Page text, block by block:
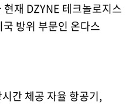
재 DZYNE 테크놀로지스
방위 부문인 온다스
간 체공 자율 항공기,